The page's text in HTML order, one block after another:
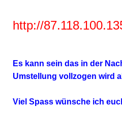
http://
Es kann sein das in der
Umstellung vollzogen wird
Viel Spass wünsche ich